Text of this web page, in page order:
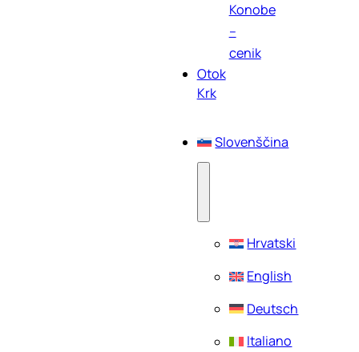
Konobe
–
cenik
Otok
Krk
Slovenščina
Hrvatski
English
Deutsch
Italiano